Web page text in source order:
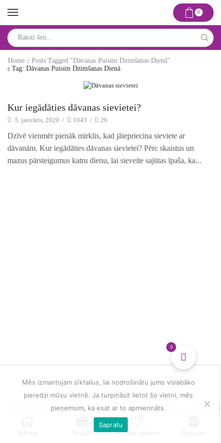
0
input
Home
Posts Tagged "dāvanas Puisim Dzimšanas Dienā"
Tag: Dāvanas Puisim Dzimšanas Dienā
Idejas un risinājumi
Kur iegādāties dāvanas sievietei?
5. janvāris, 2020 / 1043 / 26
Dzīvē vienmēr pienāk mirklis, kad jāiepriecina sieviete ar
dāvanām. Kur iegādāties dāvanas sievietei? Pērc skaistus un
mazus pārsteigumus katru dienu, lai sieveite sajūtas īpaša, ka...
Sākums Veikals Vēlmju saraksts Par mums
0
Mēs izmantojam sīkfailus, lai nodrošinātu jums vislabāko
pieredzi mūsu vietnē. Ja turpināsit lietot šo vietni, mēs
pieņemsim, ka esat ar to apmierināts.
Sapratu